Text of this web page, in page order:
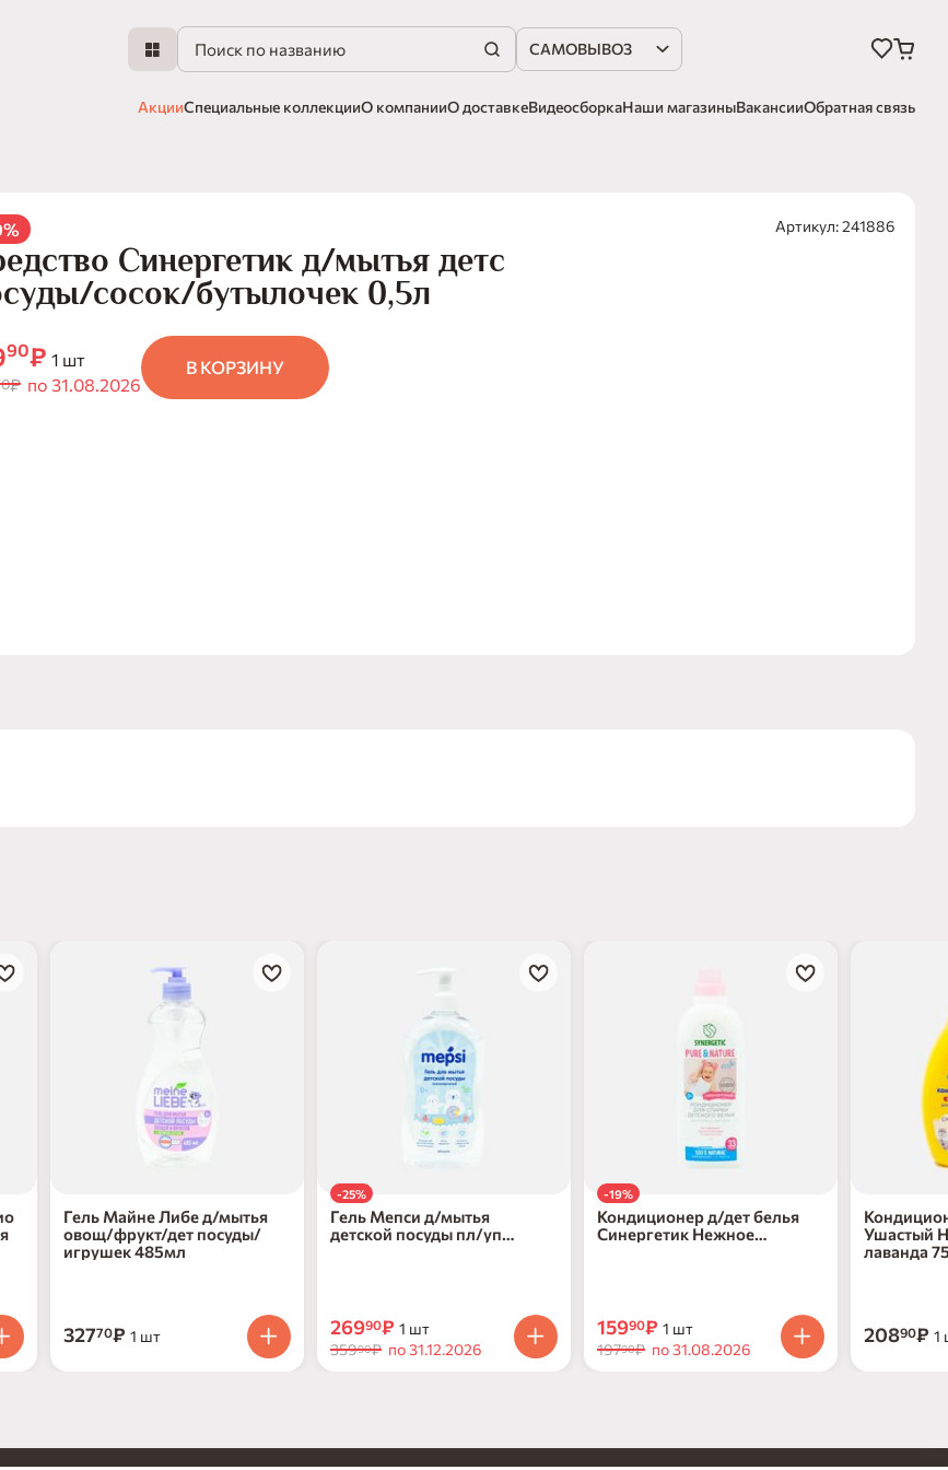
САМОВЫВОЗ
АкцииСпециальные коллекцииО компанииО доставкеВидеосборкаНаши магазиныВакансииОбратная связь
Синергетик д/мытья детс
сосок/бутылочек 0,5л
90₽ 1 шт
₽ по 31.08.2026
В КОРЗИНУ
Артикул: 241886
Гель Майне Либе д/мытья
овощ/фрукт/дет посуды/
игрушек 485мл
32770₽ 1 шт
-25%
Гель Мепси д/мытья
детской посуды пл/уп
26990₽ 1 шт
35990₽ по 31.12.2026
-19%
Кондиционер д/дет белья
Синергетик Нежное
15990₽ 1 шт
19790₽ по 31.08.2026
Ушастый
лаванда
20890₽ 1